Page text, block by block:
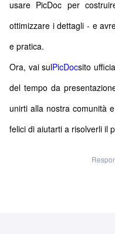
usare PicDoc per
ottimizzare i dettagli - e
e pratica.
Ora, vai sulPicDocsito
del tempo da
unirti alla nostra comunità
felici di aiutarti a risolverli il